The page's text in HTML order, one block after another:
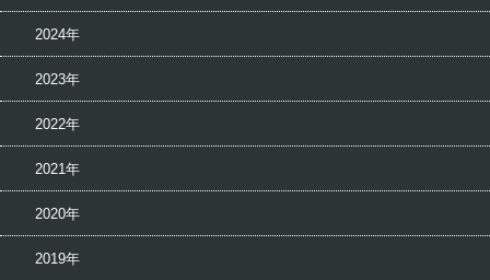
2024年
2023年
2022年
2021年
2020年
2019年